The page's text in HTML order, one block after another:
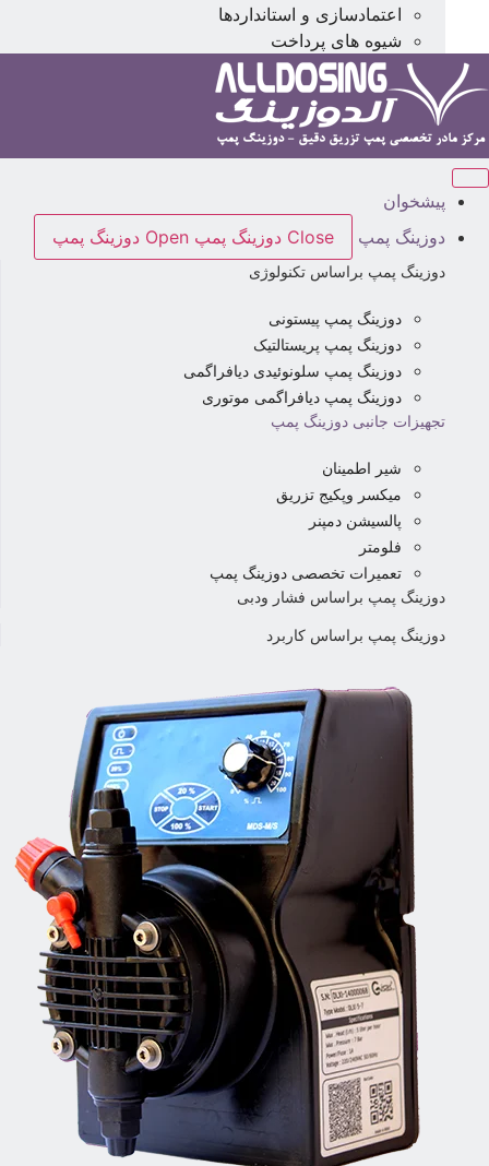
اعتمادسازی و استانداردها
شیوه های پرداخت
پیشخوان
دوزینگ پمپ
Close دوزینگ پمپ Open دوزینگ پمپ
دوزینگ پمپ براساس تکنولوژی
دوزینگ پمپ پیستونی
دوزینگ پمپ پریستالتیک
دوزینگ پمپ سلونوئیدی دیافراگمی
دوزینگ پمپ دیافراگمی موتوری
تجهیزات جانبی دوزینگ پمپ
شیر اطمینان
میکسر وپکیج تزریق
پالسیشن دمپنر
فلومتر
تعمیرات تخصصی دوزینگ پمپ
دوزینگ پمپ براساس فشار ودبی
دوزینگ پمپ براساس کاربرد